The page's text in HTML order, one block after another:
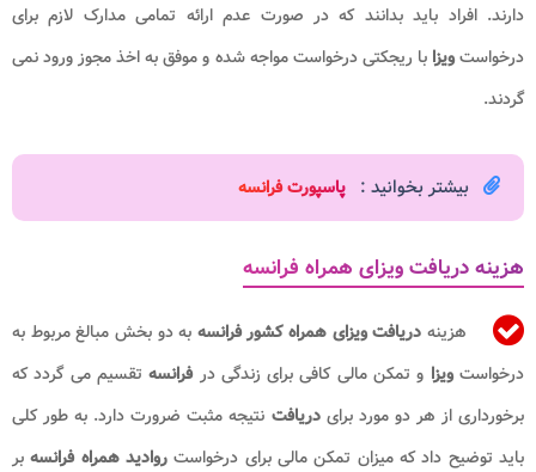
دارند. افراد باید بدانند که در صورت عدم ارائه تمامی مدارک لازم برای
درخواستویزابا ریجکتی درخواست مواجه شده و موفق به اخذ مجوز ورود نمی
گردند.
بیشتر بخوانید : پاسپورت فرانسه​
هزینه دریافت ویزای همراه فرانسه
هزینهدریافت ویزای همراه کشور فرانسه به دو بخش مبالغ مربوط به
درخواستویزا و تمکن مالی کافی برای زندگی درفرانسه تقسیم می گردد که
برخورداری از هر دو مورد برایدریافت نتیجه مثبت ضرورت دارد. به طور کلی
باید توضیح داد که میزان تمکن مالی برای درخواست روادید همراه فرانسهبر